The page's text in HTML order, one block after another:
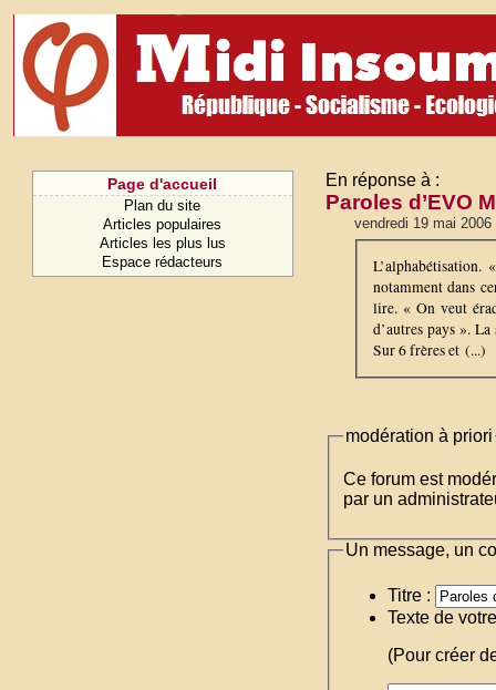
Page d'accueil
Plan du site
Articles populaires
Articles les plus lus
Espace rédacteurs
En réponse à :
Paroles d’EVO
vendredi 19 mai 2006
L’alphabétisation.
notamment dans
lire. « On veut
d’autres pays ».
Sur 6 frères et (...)
modération à priori
Ce forum est
par un
Un message, un
Titre :
Texte de
(Pour créer